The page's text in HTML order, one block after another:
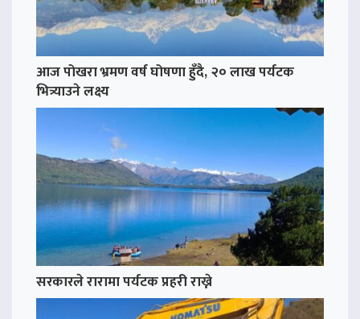
आज पोखरा भ्रमण वर्ष घोषणा हुँदै, २० लाख पर्यटक
भित्र्याउने लक्ष्य
सरकारले रारामा पर्यटक प्रहरी राख्ने